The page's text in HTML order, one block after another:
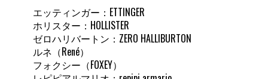
エッティンガー：ETTINGER
ホリスター：HOLLISTER
ゼロハリバートン：ZERO HALLIBURTON
ルネ（René）
フォクシー（FOXEY）